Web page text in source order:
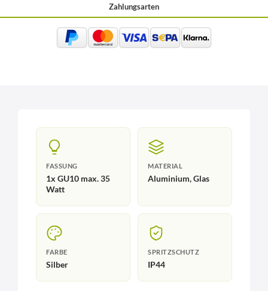
Zahlungsarten
FASSUNG
1x GU10 max. 35
Watt
MATERIAL
Aluminium, Glas
FARBE
Silber
SPRITZSCHUTZ
IP44